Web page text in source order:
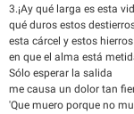
3.¡Ay qué larga es esta
qué duros estos
esta cárcel y estos hierros
en que el alma está
Sólo esperar la salida
me causa un dolor tan
'Que muero porque no